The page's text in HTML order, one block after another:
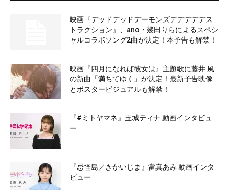
映画『デッドデッドデーモンズデデデデデス
トラクション』、ano・幾田りらによるスペシ
ャルコラボソング2曲が決定！本予告も解禁！
映画『四月になれば彼女は』主題歌に藤井 風
の新曲「満ちてゆく」が決定！最新予告映像
とポスタービジュアルも解禁！
『#ミトヤマネ』玉城ティナ 動画インタビュ
ー
『忌怪島／きかいじま』當真あみ 動画インタ
ビュー